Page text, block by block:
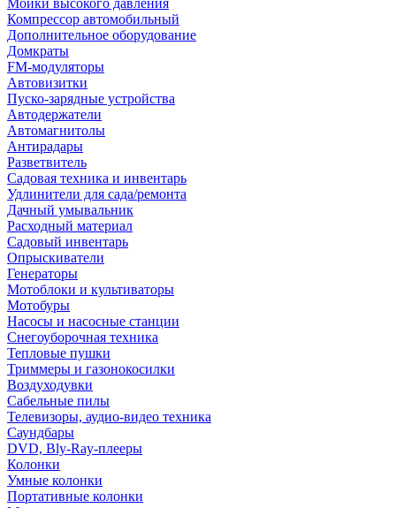
Мойки высокого давления
Компрессор автомобильный
Дополнительное оборудование
Домкраты
FM-модуляторы
Автовизитки
Пуско-зарядные устройства
Автодержатели
Автомагнитолы
Антирадары
Разветвитель
Садовая техника и инвентарь
Удлинители для сада/ремонта
Дачный умывальник
Расходный материал
Садовый инвентарь
Опрыскиватели
Генераторы
Мотоблоки и культиваторы
Мотобуры
Насосы и насосные станции
Снегоуборочная техника
Тепловые пушки
Триммеры и газонокосилки
Воздуходувки
Сабельные пилы
Телевизоры, аудио-видео техника
Саундбары
DVD, Bly-Ray-плееры
Колонки
Умные колонки
Портативные колонки